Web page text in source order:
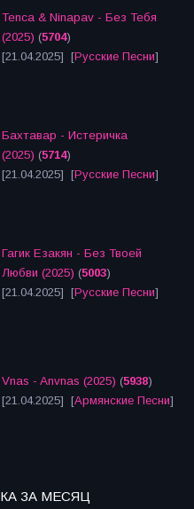
Tenca & Ninapav - Без Тебя
(2025) (5704)
[21.04.2025] [Русские Песни]
Бахтавар - Истеричка
(2025) (5714)
[21.04.2025] [Русские Песни]
Гагик Езакян - Без Твоей
Любви (2025) (5003)
[21.04.2025] [Русские Песни]
Vnas - Anvnas (2025) (5938)
[21.04.2025] [Армянские Песни]
ЗА МЕСЯЦ